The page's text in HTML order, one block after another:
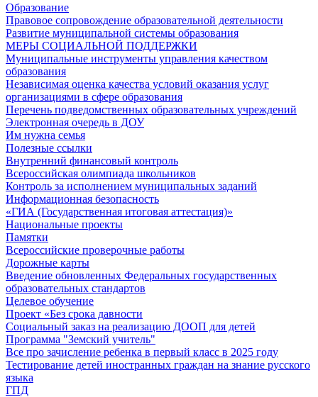
Образование
Правовое сопровождение образовательной деятельности
Развитие муниципальной системы образования
МЕРЫ СОЦИАЛЬНОЙ ПОДДЕРЖКИ
Муниципальные инструменты управления качеством
образования
Независимая оценка качества условий оказания услуг
организациями в сфере образования
Перечень подведомственных образовательных учреждений
Электронная очередь в ДОУ
Им нужна семья
Полезные ссылки
Внутренний финансовый контроль
Всероссийская олимпиада школьников
Контроль за исполнением муниципальных заданий
Информационная безопасность
«ГИА (Государственная итоговая аттестация)»
Национальные проекты
Памятки
Всероссийские проверочные работы
Дорожные карты
Введение обновленных Федеральных государственных
образовательных стандартов
Целевое обучение
Проект «Без срока давности
Социальный заказ на реализацию ДООП для детей
Программа "Земский учитель"
Все про зачисление ребенка в первый класс в 2025 году
Тестирование детей иностранных граждан на знание русского
языка
ГПД